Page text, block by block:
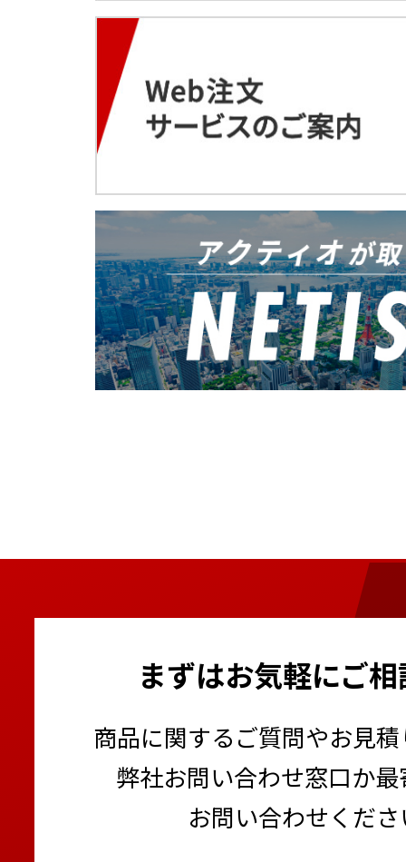
まずはお気軽にご
商品に関するご質問やお見
弊社お問い合わせ窓口か
お問い合わせくだ